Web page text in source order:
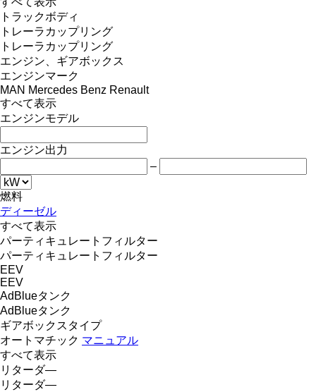
トラックボディ
トレーラカップリング
トレーラカップリング
エンジン、ギアボックス
エンジンマーク
MAN Mercedes Benz Renault
すべて表示
エンジンモデル
エンジン出力
–
燃料
ディーゼル
すべて表示
パーティキュレートフィルター
パーティキュレートフィルター
EEV
EEV
AdBlueタンク
AdBlueタンク
ギアボックスタイプ
オートマチック マニュアル
すべて表示
リターダ―
リターダ―